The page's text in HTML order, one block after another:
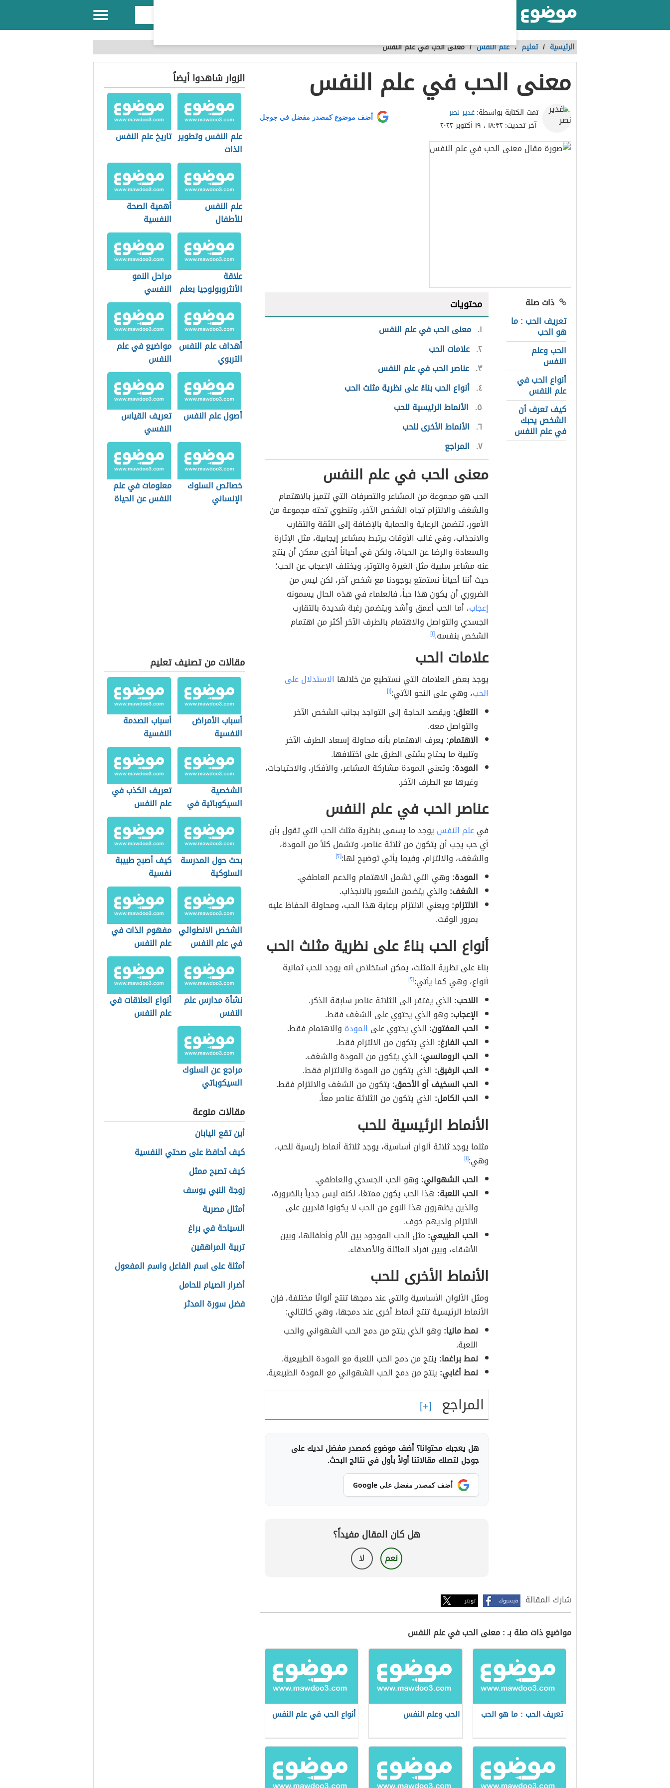
الرئيسية / تعليم ،علم النفس /معنى الحب في علم النفس
معنى الحب في علم النفس
تمت الكتابة بواسطة:غدير نصر
آخر تحديث:١٨:٣٢ ، ١٩ أكتوبر ٢٠٢٢
أضف موضوع كمصدر مفضل في جوجل
ذات صلة
تعريف الحب : ما
هو الحب
الحب وعلم
النفس
أنواع الحب في
علم النفس
كيف تعرف أن
الشخص يحبك
في علم النفس
محتويات
١ معنى الحب في علم النفس
٢ علامات الحب
٣ عناصر الحب في علم النفس
٤ أنواع الحب بناءً على نظرية مثلث الحب
٥ الأنماط الرئيسية للحب
٦ الأنماط الأخرى للحب
٧ المراجع
معنى الحب في علم النفس
الحب هو مجموعة من المشاعر والتصرفات التي تتميز بالاهتمام
والشغف والالتزام تجاه الشخص الآخر، وتنطوي تحته مجموعة من
الأمور، تتضمن الرعاية والحماية بالإضافة إلى الثقة والتقارب
والانجذاب، وفي غالب الأوقات يرتبط بمشاعر إيجابية، مثل الإثارة
والسعادة والرضا عن الحياة، ولكن في أحياناً أخرى ممكن أن ينتج
عنه مشاعر سلبية مثل الغيرة والتوتر، ويختلف الإعجاب عن الحب؛
حيث أننا أحياناً نستمتع بوجودنا مع شخص آخر، لكن ليس من
الضروري أن يكون هذا حباً، فالعلماء في هذه الحال يسمونه
إعجاب، أما الحب أعمق وأشد ويتضمن رغبة شديدة بالتقارب
الجسدي والتواصل والاهتمام بالطرف الآخر أكثر من اهتمام
الشخص بنفسه.[١]
علامات الحب
يوجد بعض العلامات التي نستطيع من خلالها الاستدلال على
الحب، وهي على النحو الآتي:[١]
التعلق: ويقصد الحاجة إلى التواجد بجانب الشخص الآخر
والتواصل معه.
الاهتمام: يعرف الاهتمام بأنه محاولة إسعاد الطرف الآخر
وتلبية ما يحتاج بشتى الطرق على اختلافها.
المودة: وتعني المودة مشاركة المشاعر، والأفكار، والاحتياجات،
وغيرها مع الطرف الآخر.
عناصر الحب في علم النفس
فيعلم النفس يوجد ما يسمى بنظرية مثلث الحب التي تقول بأن
أي حب يجب أن يتكون من ثلاثة عناصر، وتشمل كلاً من المودة،
والشغف، والالتزام، وفيما يأتي توضيح لها:[٢]
المودة: وهي التي تشمل الاهتمام والدعم العاطفي.
الشغف: والذي يتضمن الشعور بالانجذاب.
الالتزام: ويعني الالتزام برعاية هذا الحب، ومحاولة الحفاظ عليه
بمرور الوقت.
أنواع الحب بناءً على نظرية مثلث الحب
بناءً على نظرية المثلث، يمكن استخلاص أنه يوجد للحب ثمانية
أنواع، وهي كما يأتي:[٢]
اللاحب: الذي يفتقر إلى الثلاثة عناصر سابقة الذكر.
الإعجاب: وهو الذي يحتوي على الشغف فقط.
الحب المفتون: الذي يحتوي على المودة والاهتمام فقط.
الحب الفارغ: الذي يتكون من الالتزام فقط.
الحب الرومانسي: الذي يتكون من المودة والشغف.
الحب الرفيق: الذي يتكون من المودة والالتزام فقط.
الحب السخيف أو الأحمق: يتكون من الشغف والالتزام فقط.
الحب الكامل: الذي يتكون من الثلاثة عناصر معاً.
الأنماط الرئيسية للحب
مثلما يوجد ثلاثة ألوان أساسية، يوجد ثلاثة أنماط رئيسية للحب،
وهي:[١]
الحب الشهواني: وهو الحب الجسدي والعاطفي.
الحب اللعبة: هذا الحب يكون ممتعًا، لكنه ليس جدياً بالضرورة،
والذين يظهرون هذا النوع من الحب لا يكونوا قادرين على
الالتزام ولديهم خوف.
الحب الطبيعي: مثل الحب الموجود بين الأم وأطفالها، وبين
الأشقاء، وبين أفراد العائلة والأصدقاء.
الأنماط الأخرى للحب
ومثل الألوان الأساسية والتي عند دمجها تنتج ألوانًا مختلفة، فإن
الأنماط الرئيسية تنتج أنماط أخرى عند دمجها، وهي كالتالي:
نمط مانيا: وهو الذي ينتج من دمج الحب الشهواني والحب
اللعبة.
نمط براغما: ينتج من دمج الحب اللعبة مع المودة الطبيعية.
نمط أغابي: ينتج من دمج الحب الشهواني مع المودة الطبيعية.
المراجع
هل يعجبك محتوانا؟ أضف موضوع كمصدر مفضل لديك على
جوجل لتصلك مقالاتنا أولاً بأول في نتائج البحث.
أضف كمصدر مفضل على Google
هل كان المقال مفيداً؟
نعم لا
شارك المقالة فيسبوك تويتر
مواضيع ذات صلة بـ : معنى الحب في علم النفس
تعريف الحب : ما هو الحب الحب وعلم النفس أنواع الحب في علم النفس
الزوار شاهدوا أيضاً
علم النفس وتطوير
الذات
تاريخ علم النفس
علم النفس
للأطفال
أهمية الصحة
النفسية
علاقة
الأنثروبولوجيا بعلم
النفس
مراحل النمو
النفسي
أهداف علم النفس
التربوي
مواضيع في علم
النفس
أصول علم النفس
تعريف القياس
النفسي
خصائص السلوك
الإنساني
معلومات في علم
النفس عن الحياة
مقالات من تصنيف تعليم
أسباب الأمراض
النفسية
أسباب الصدمة
النفسية
الشخصية
السيكوباتية في
الحب
تعريف الكذب في
علم النفس
بحث حول المدرسة
السلوكية
كيف أصبح طبيبة
نفسية
الشخص الانطوائي
في علم النفس
مفهوم الذات في
علم النفس
نشأة مدارس علم
النفس
أنواع العلاقات في
علم النفس
مراجع عن السلوك
السيكوباتي
مقالات منوعة
أين تقع اليابان
كيف أحافظ على صحتي النفسية
كيف تصبح ممثل
زوجة النبي يوسف
أمثال مصرية
السياحة في براغ
تربية المراهقين
أمثلة على اسم الفاعل واسم المفعول
أضرار الصيام للحامل
فضل سورة المدثر